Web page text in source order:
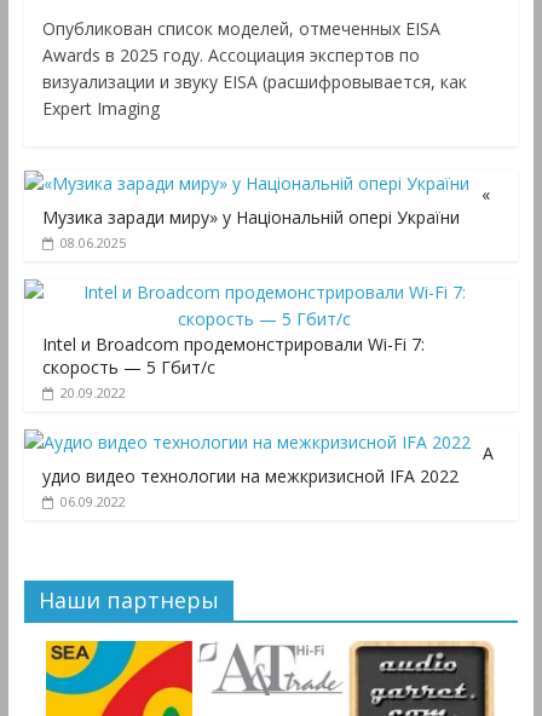
Опубликован список моделей, отмеченных EISA
Awards в 2025 году. Ассоциация экспертов по
визуализации и звуку EISA (расшифровывается, как
Expert Imaging
«
Музика заради миру» у Національній опері України
08.06.2025
Intel и Broadcom продемонстрировали Wi-Fi 7:
скорость — 5 Гбит/с
20.09.2022
А
удио видео технологии на межкризисной IFA 2022
06.09.2022
Наши партнеры